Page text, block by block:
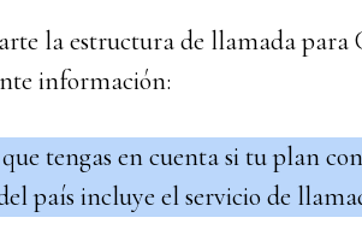
la estructura de llamada
información:
tengas en cuenta si tu plan
país incluye el servicio de